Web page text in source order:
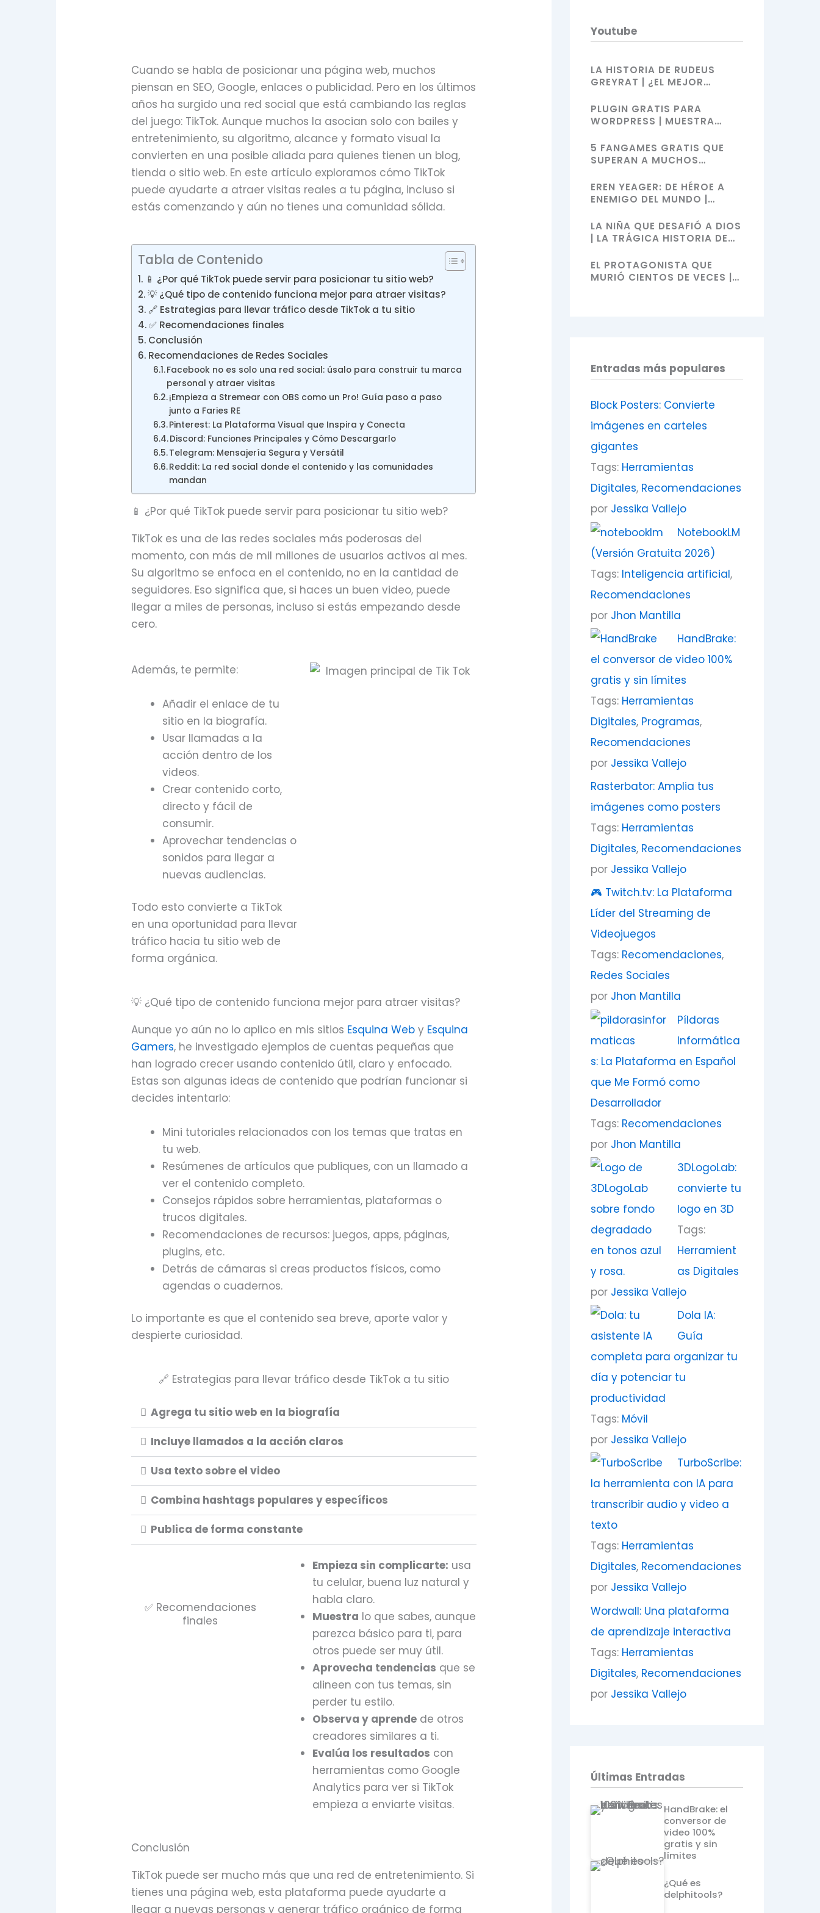
Cuando se habla de posicionar una página web, muchos
piensan en SEO, Google, enlaces o publicidad. Pero en los últimos
años ha surgido una red social que está cambiando las reglas
del juego: TikTok. Aunque muchos la asocian solo con bailes y
entretenimiento, su algoritmo, alcance y formato visual la
convierten en una posible aliada para quienes tienen un blog,
tienda o sitio web. En este artículo exploramos cómo TikTok
puede ayudarte a atraer visitas reales a tu página, incluso si
estás comenzando y aún no tienes una comunidad sólida.
Tabla de Contenido
📱 ¿Por qué TikTok puede servir para posicionar tu sitio web?
💡 ¿Qué tipo de contenido funciona mejor para atraer visitas?
🔗 Estrategias para llevar tráfico desde TikTok a tu sitio
✅ Recomendaciones finales
Conclusión
Recomendaciones de Redes Sociales
Facebook no es solo una red social: úsalo para construir tu marca
personal y atraer visitas
¡Empieza a Stremear con OBS como un Pro! Guía paso a paso
junto a Faries RE
Pinterest: La Plataforma Visual que Inspira y Conecta
Discord: Funciones Principales y Cómo Descargarlo
Telegram: Mensajería Segura y Versátil
Reddit: La red social donde el contenido y las comunidades
mandan
📱 ¿Por qué TikTok puede servir para posicionar tu sitio web?
TikTok es una de las redes sociales más poderosas del
momento, con más de mil millones de usuarios activos al mes.
Su algoritmo se enfoca en el contenido, no en la cantidad de
seguidores. Eso significa que, si haces un buen video, puede
llegar a miles de personas, incluso si estás empezando desde
cero.
Además, te permite:
Añadir el enlace de tu
sitio en la biografía.
Usar llamadas a la
acción dentro de los
videos.
Crear contenido corto,
directo y fácil de
consumir.
Aprovechar tendencias o
sonidos para llegar a
nuevas audiencias.
Todo esto convierte a TikTok
en una oportunidad para llevar
tráfico hacia tu sitio web de
forma orgánica.
💡 ¿Qué tipo de contenido funciona mejor para atraer visitas?
Aunque yo aún no lo aplico en mis sitios Esquina Web y Esquina
Gamers, he investigado ejemplos de cuentas pequeñas que
han logrado crecer usando contenido útil, claro y enfocado.
Estas son algunas ideas de contenido que podrían funcionar si
decides intentarlo:
Mini tutoriales relacionados con los temas que tratas en
tu web.
Resúmenes de artículos que publiques, con un llamado a
ver el contenido completo.
Consejos rápidos sobre herramientas, plataformas o
trucos digitales.
Recomendaciones de recursos: juegos, apps, páginas,
plugins, etc.
Detrás de cámaras si creas productos físicos, como
agendas o cuadernos.
Lo importante es que el contenido sea breve, aporte valor y
despierte curiosidad.
🔗 Estrategias para llevar tráfico desde TikTok a tu sitio
Agrega tu sitio web en la biografía
Incluye llamados a la acción claros
Usa texto sobre el video
Combina hashtags populares y específicos
Publica de forma constante
✅ Recomendaciones
finales
Empieza sin complicarte: usa
tu celular, buena luz natural y
habla claro.
Muestra lo que sabes, aunque
parezca básico para ti, para
otros puede ser muy útil.
Aprovecha tendencias que se
alineen con tus temas, sin
perder tu estilo.
Observa y aprende de otros
creadores similares a ti.
Evalúa los resultados con
herramientas como Google
Analytics para ver si TikTok
empieza a enviarte visitas.
Conclusión
TikTok puede ser mucho más que una red de entretenimiento. Si
tienes una página web, esta plataforma puede ayudarte a
llegar a nuevas personas y generar tráfico orgánico de forma
Youtube
LA HISTORIA DE RUDEUS
GREYRAT | ¿EL MEJOR
MUSHOKU TENSEI
PLUGIN GRATIS PARA
WORDPRESS | MUESTRA
SHORTS, FACEBOOK Y MÁS
CON SHORTCODES
5 FANGAMES GRATIS QUE
SUPERAN A MUCHOS
MARIO BROS, SONIC Y
POKÉMON
EREN YEAGER: DE HÉROE A
ENEMIGO DEL MUNDO |
LA NIÑA QUE DESAFIÓ A DIOS
| LA TRÁGICA HISTORIA DE
EL PROTAGONISTA QUE
MURIÓ CIENTOS DE VECES |
Entradas más populares
Block Posters: Convierte
imágenes en carteles
gigantes
Tags: Herramientas
Digitales, Recomendaciones
por Jessika Vallejo
NotebookLM
(Versión Gratuita 2026)
Tags: Inteligencia artificial,
Recomendaciones
por Jhon Mantilla
HandBrake:
el conversor de video 100%
gratis y sin límites
Tags: Herramientas
Digitales, Programas,
Recomendaciones
por Jessika Vallejo
Rasterbator: Amplia tus
imágenes como posters
Tags: Herramientas
Digitales, Recomendaciones
por Jessika Vallejo
🎮 Twitch.tv: La Plataforma
Líder del Streaming de
Videojuegos
Tags: Recomendaciones,
Redes Sociales
por Jhon Mantilla
Píldoras
Informática
s: La Plataforma en Español
que Me Formó como
Desarrollador
Tags: Recomendaciones
por Jhon Mantilla
3DLogoLab:
convierte tu
logo en 3D
Tags:
Herramient
as Digitales
por Jessika Vallejo
Dola IA:
Guía
completa para organizar tu
día y potenciar tu
productividad
Tags: Móvil
por Jessika Vallejo
TurboScribe:
la herramienta con IA para
transcribir audio y video a
texto
Tags: Herramientas
Digitales, Recomendaciones
por Jessika Vallejo
Wordwall: Una plataforma
de aprendizaje interactiva
Tags: Herramientas
Digitales, Recomendaciones
por Jessika Vallejo
Últimas Entradas
HandBrake: el
conversor de
video 100%
gratis y sin
límites
¿Qué es
delphitools?